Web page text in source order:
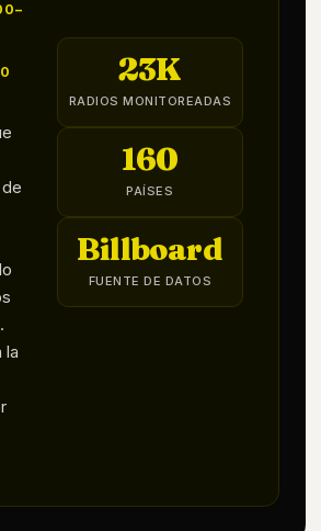
la
23K
RADIOS MONITOREADAS
160
PAÍSES
Billboard
FUENTE DE DATOS